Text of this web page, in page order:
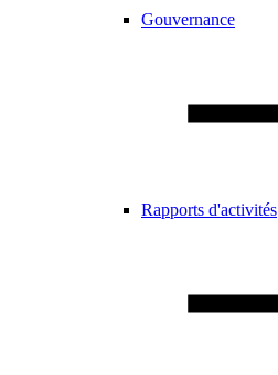
Gouvernance
Rapports d'activités